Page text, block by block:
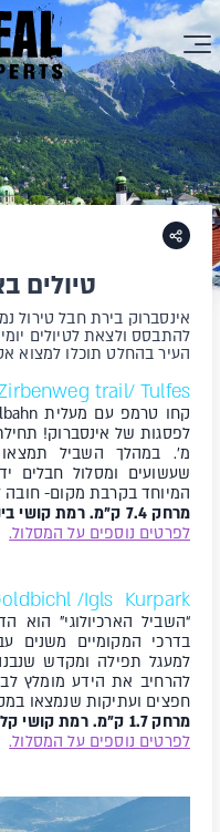
טיולים
אינסברוק בירת חבל טירול
להתבסס ולצאת לטיולים
העיר בהחלט תוכלו למצוא
trail/ Tulfes
מ'. במהלך השביל
שעשועים ומסלול חבלים
המיוחד בקרבת מקום- חובה
מרחק 7.4 ק"מ. רמת קושי בינונית, זמן משוער: 2.30 שעות.
לפרטים נוספים על המסלול.
/Igls Kurpark
“השביל הארכיולוגי" הוא
בדרכי המקומיים משנים
חפצים ועתיקות שנמצאו
מרחק 1.7 ק"מ. רמת קושי קלה.
לפרטים נוספים על המסלול.